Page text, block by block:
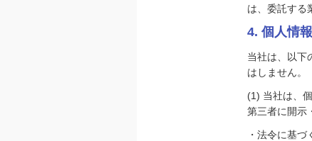
は、委託する
4. 個人情
当社は、以下
はしません。
(1) 当社は、
第三者に開示
・法令に基づ